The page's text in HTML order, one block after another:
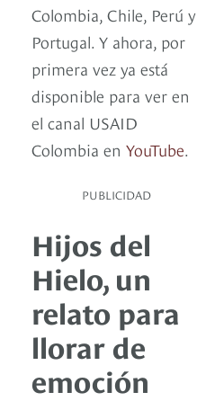
Colombia, Chile, Perú y
Portugal. Y ahora, por
primera vez ya está
disponible para ver en
el canal USAID
Colombia en YouTube.
PUBLICIDAD
Hijos del
Hielo, un
relato para
llorar de
emoción